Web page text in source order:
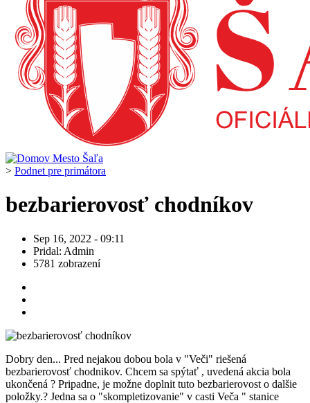
> Podnet pre primátora
bezbarierovosť chodníkov
Sep 16, 2022 - 09:11
Pridal: Admin
5781 zobrazení
Dobry den... Pred nejakou dobou bola v "Veči" riešená
bezbarierovosť chodnikov. Chcem sa spýtať , uvedená akcia bola
ukončená ? Pripadne, je možne doplnit tuto bezbarierovost o dalšie
položky.? Jedna sa o "skompletizovanie" v casti Veča " stanice